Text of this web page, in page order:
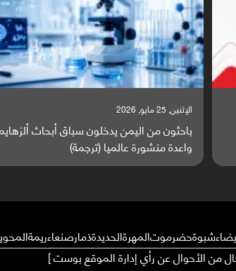
أبحاث ألزهايمر بدراسة
صراع دولي
ساحة مواجهة
شبوةحضرموتالمهرةالحديدةذمارصنعاءريمة
من الأحوال عن رأي إدارة الموقع بوست ]